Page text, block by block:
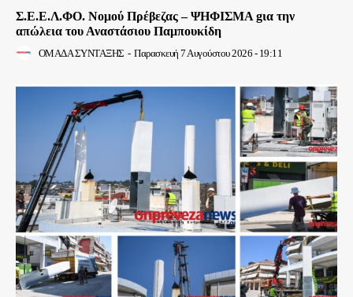
Σ.Ε.Ε.Λ.ΦΟ. Νομού Πρέβεζας – ΨΗΦΙΣΜΑ gια την
απώλεια του Αναστάσιου Παμπουκίδη
ΟΜΑΔΑ ΣΥΝΤΑΞΗΣ - Παρασκευή 7 Αυγούστου 2026 - 19:11